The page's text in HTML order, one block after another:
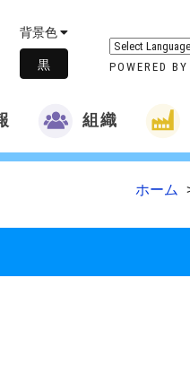
背景色
POWERED BY
組織
ホーム